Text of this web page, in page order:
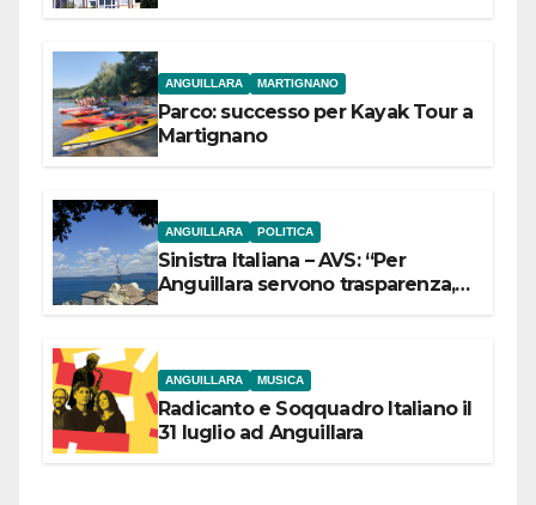
ANGUILLARA MARTIGNANO
Parco: successo per Kayak Tour a
Martignano
ANGUILLARA POLITICA
Sinistra Italiana – AVS: “Per
Anguillara servono trasparenza,
ANGUILLARA MUSICA
Radicanto e Soqquadro Italiano il
31 luglio ad Anguillara